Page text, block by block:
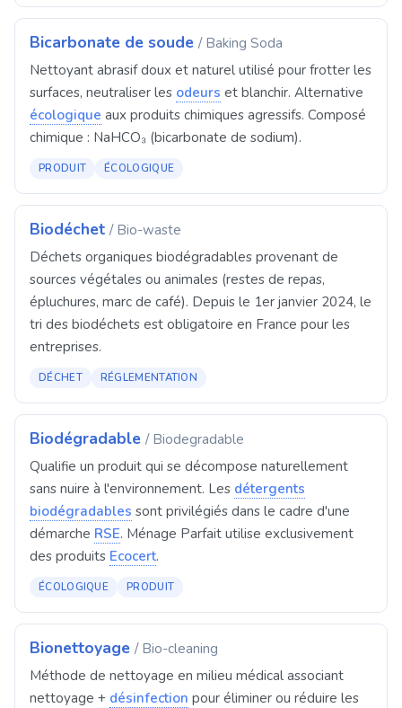
Bicarbonate de soude / Baking Soda
Nettoyant abrasif doux et naturel utilisé pour frotter les
surfaces, neutraliser les odeurs et blanchir. Alternative
écologique aux produits chimiques agressifs. Composé
chimique : NaHCO₃ (bicarbonate de sodium).
PRODUIT ÉCOLOGIQUE
Biodéchet / Bio-waste
Déchets organiques biodégradables provenant de
sources végétales ou animales (restes de repas,
épluchures, marc de café). Depuis le 1er janvier 2024, le
tri des biodéchets est obligatoire en France pour les
entreprises.
DÉCHET RÉGLEMENTATION
Biodégradable / Biodegradable
Qualifie un produit qui se décompose naturellement
sans nuire à l'environnement. Les détergents
biodégradables sont privilégiés dans le cadre d'une
démarche RSE. Ménage Parfait utilise exclusivement
des produits Ecocert.
ÉCOLOGIQUE PRODUIT
Bionettoyage / Bio-cleaning
Méthode de nettoyage en milieu médical associant
nettoyage + désinfection pour éliminer ou réduire les